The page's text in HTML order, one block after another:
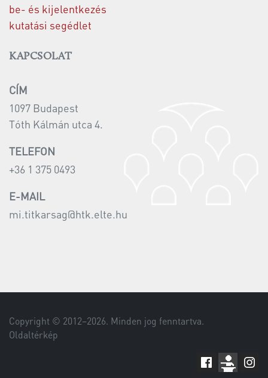
be- és kijelentkezés
kutatási segédlet
KAPCSOLAT
CÍM
1097 Budapest
Tóth Kálmán utca 4.
TELEFON
+36 1 375 0493
E-MAIL
mi.titkarsag@htk.elte.hu
Copyright © 2012–2026. Minden jog fenntartva.
Oldaltérkép